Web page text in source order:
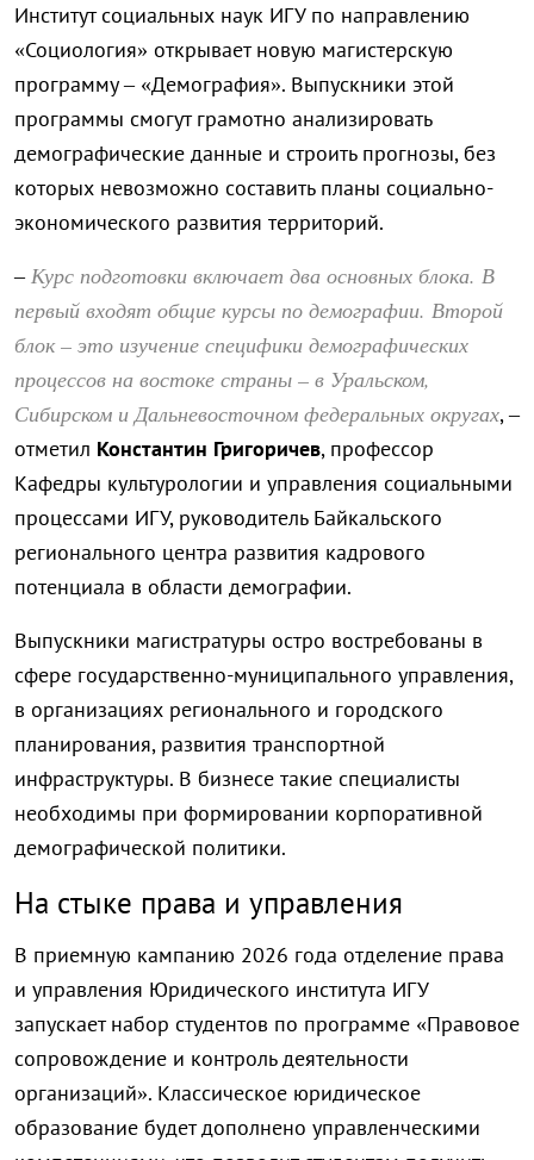
Институт социальных наук ИГУ по направлению
«Социология» открывает новую магистерскую
программу – «Демография». Выпускники этой
программы смогут грамотно анализировать
демографические данные и строить прогнозы, без
которых невозможно составить планы социально-
экономического развития территорий.
– Курс подготовки включает два основных блока. В
первый входят общие курсы по демографии. Второй
блок – это изучение специфики демографических
процессов на востоке страны – в Уральском,
Сибирском и Дальневосточном федеральных округах, –
отметил Константин Григоричев, профессор
Кафедры культурологии и управления социальными
процессами ИГУ, руководитель Байкальского
регионального центра развития кадрового
потенциала в области демографии.
Выпускники магистратуры остро востребованы в
сфере государственно-муниципального управления,
в организациях регионального и городского
планирования, развития транспортной
инфраструктуры. В бизнесе такие специалисты
необходимы при формировании корпоративной
демографической политики.
На стыке права и управления
В приемную кампанию 2026 года отделение права
и управления Юридического института ИГУ
запускает набор студентов по программе «Правовое
сопровождение и контроль деятельности
организаций». Классическое юридическое
образование будет дополнено управленческими